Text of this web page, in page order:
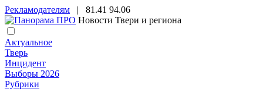
Рекламодателям | 81.41 94.06
Новости Твери и региона
Актуальное
Тверь
Инцидент
Выборы 2026
Рубрики